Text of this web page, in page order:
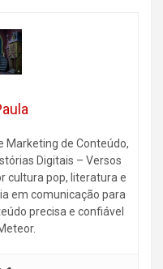
Marketing de Conteúdo,
Digitais – Versos
cultura pop, literatura e
em comunicação para
precisa e confiável